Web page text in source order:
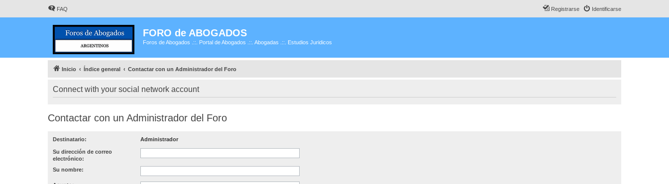
FAQ Identificarse
Registrarse
FORO de ABOGADOS
Foros de Abogados .::. Portal de Abogados .::. Abogadas .::. Estudios Juridicos
Inicio Índice general Contactar con un Administrador del Foro
Connect with your social network account
Contactar con un Administrador del Foro
Destinatario: Administrador
Su dirección de correo
electrónico:
Su nombre: